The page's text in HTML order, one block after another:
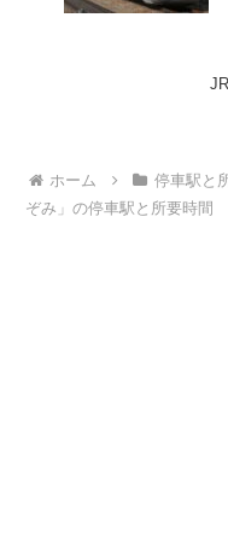
ホーム 停車駅と
ぞみ」の停車駅と所要時間